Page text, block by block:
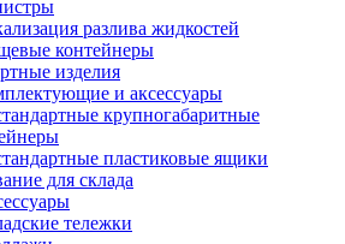
разлива жидкостей
контейнеры
изделия
и аксессуары
крупногабаритные
пластиковые ящики
для склада
тележки